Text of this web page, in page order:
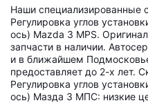
Наши специализированные
Регулировка углов
ось) Mazda 3 MPS.
запчасти в наличии.
и в ближайшем
предоставляет до 2-х лет.
Регулировка углов
ось) Мазда 3 МПС: низкие